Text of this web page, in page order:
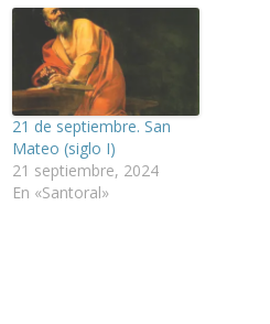
21 de septiembre. San
Mateo (siglo I)
21 septiembre, 2024
En «Santoral»